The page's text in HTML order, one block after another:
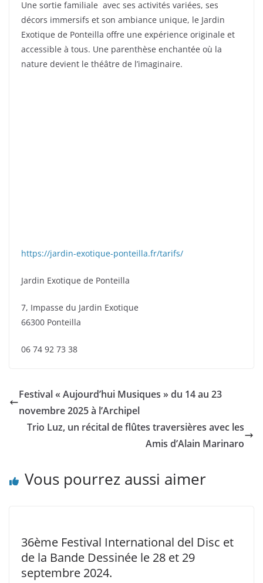
Une sortie familiale avec ses activités variées, ses
décors immersifs et son ambiance unique, le Jardin
Exotique de Ponteilla offre une expérience originale et
accessible à tous. Une parenthèse enchantée où la
nature devient le théâtre de l’imaginaire.
https://jardin-exotique-ponteilla.fr/tarifs/
Jardin Exotique de Ponteilla
7, Impasse du Jardin Exotique
66300 Ponteilla
06 74 92 73 38
Festival « Aujourd’hui Musiques » du 14 au 23
novembre 2025 à l’Archipel
Trio Luz, un récital de flûtes traversières avec les
Amis d’Alain Marinaro
Vous pourrez aussi aimer
36ème Festival International del Disc et
de la Bande Dessinée le 28 et 29
septembre 2024.